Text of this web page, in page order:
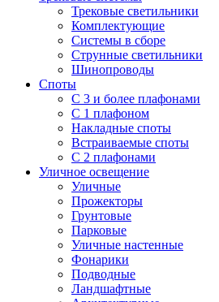
Трековые светильники
Комплектующие
Системы в сборе
Струнные светильники
Шинопроводы
Споты
С 3 и более плафонами
С 1 плафоном
Накладные споты
Встраиваемые споты
С 2 плафонами
Уличное освещение
Уличные
Прожекторы
Грунтовые
Парковые
Уличные настенные
Фонарики
Подводные
Ландшафтные